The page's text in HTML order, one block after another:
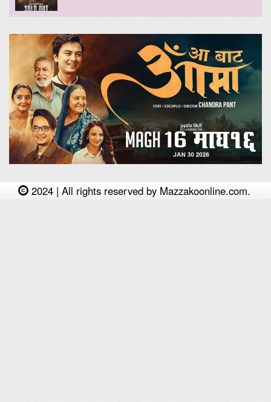
2024 | All rights reserved by Mazzakoonline.com.